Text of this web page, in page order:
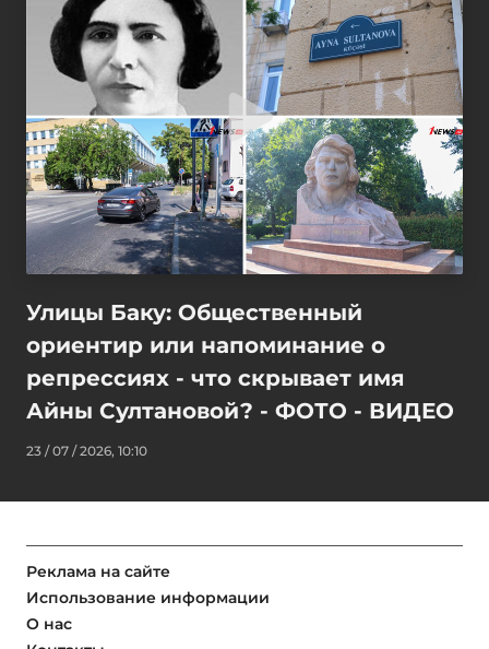
Улицы Баку: Общественный
ориентир или напоминание о
репрессиях - что скрывает имя
Айны Султановой? - ФОТО - ВИДЕО
23 / 07 / 2026, 10:10
Реклама на сайте
Использование информации
О нас